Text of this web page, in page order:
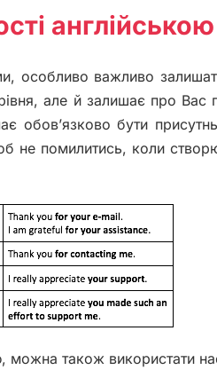
англійською
особливо важливо
але й залишає про
обов’язково бути
не помилитись, коли
можна також використати